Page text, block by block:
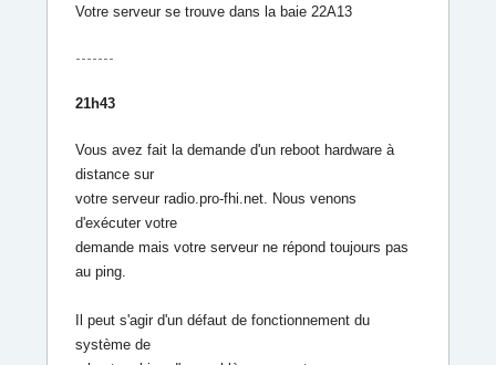
Votre serveur se trouve dans la baie 22A13
-------
21h43
Vous avez fait la demande d'un reboot hardware à
distance sur
votre serveur radio.pro-fhi.net. Nous venons
d'exécuter votre
demande mais votre serveur ne répond toujours pas
au ping.
Il peut s'agir d'un défaut de fonctionnement du
système de